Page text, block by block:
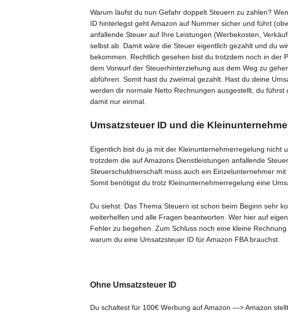
Warum läufst du nun Gefahr doppelt Steuern zu zahlen?
ID hinterlegst geht Amazon auf Nummer sicher und führt
anfallende Steuer auf Ihre Leistungen (Werbekosten,
selbst ab. Damit wäre die Steuer eigentlich gezahlt und du
bekommen. Rechtlich gesehen bist du trotzdem noch in der
dem Vorwurf der Steuerhinterziehung aus dem Weg zu
abführen. Somit hast du zweimal gezahlt. Hast du deine
werden dir normale Netto Rechnungen ausgestellt, du
damit nur einmal.
Umsatzsteuer ID und die
Eigentlich bist du ja mit der Kleinunternehmerregelung nicht
trotzdem die auf Amazons Dienstleistungen anfallende
Steuerschuldnerschaft muss auch ein Einzelunternehmer
Somit benötigst du trotz Kleinunternehmerregelung eine
Du siehst: Das Thema Steuern ist schon beim Beginn sehr
weiterhelfen und alle Fragen beantworten. Wer hier auf
Fehler zu begehen. Zum Schluss noch eine kleine
warum du eine Umsatzsteuer ID für Amazon FBA brauchst.
Ohne Umsatzsteuer ID
Du schaltest für 100€ Werbung auf Amazon —> Amazon